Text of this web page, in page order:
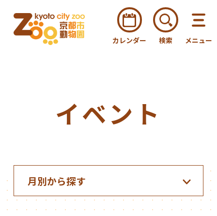
カレンダー 検索 メニュー
イベント